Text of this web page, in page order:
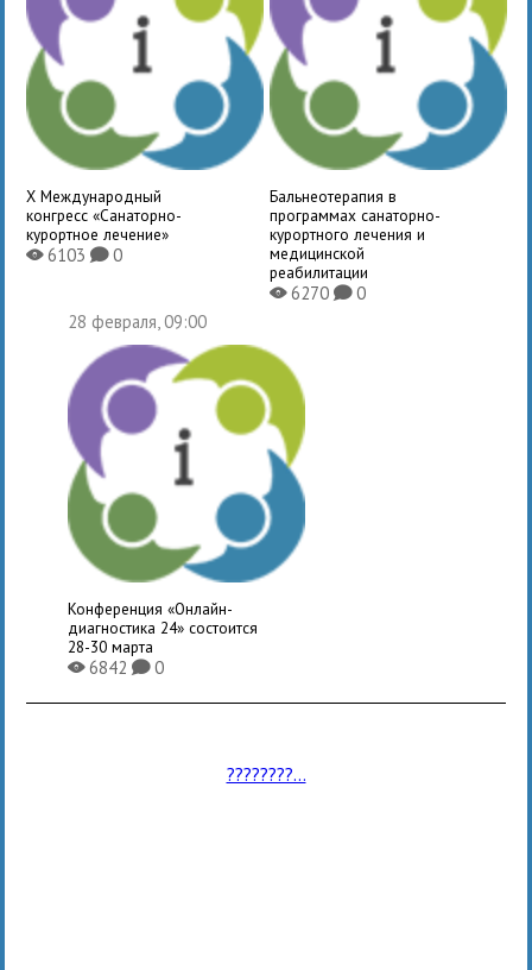
X Международный
конгресс «Санаторно-
курортное лечение»
X6103K0
Бальнеотерапия в
программах санаторно-
курортного лечения и
медицинской
реабилитации
X6270 K0
28 февраля, 09:00
Конференция «Онлайн-
диагностика 24» состоится
28-30 марта
X6842K0
????????...